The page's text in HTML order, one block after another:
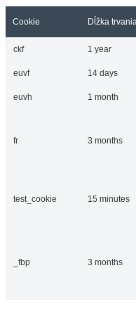
Cookie Dĺžka
ckf 1 year
euvf 14 days
euvh 1 month
fr 3 months
test_cookie 15 minutes
_fbp 3 months